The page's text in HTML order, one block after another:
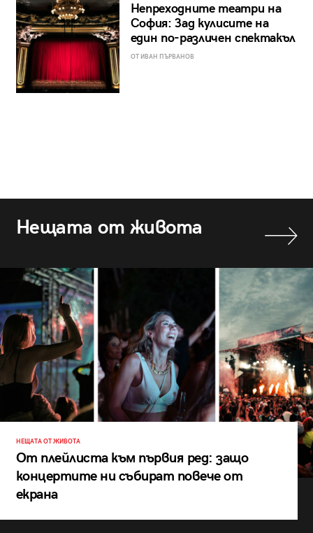
Непреходните театри на
София: Зад кулисите на
един по-различен спектакъл
ОТ ИВАН ПЪРВАНОВ
Нещата от живота
НЕЩАТА ОТ ЖИВОТА
От плейлиста към първия ред: защо
концертите ни събират повече от
екрана